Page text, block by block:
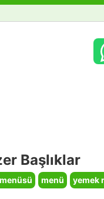
Başlıklar
menü yemek